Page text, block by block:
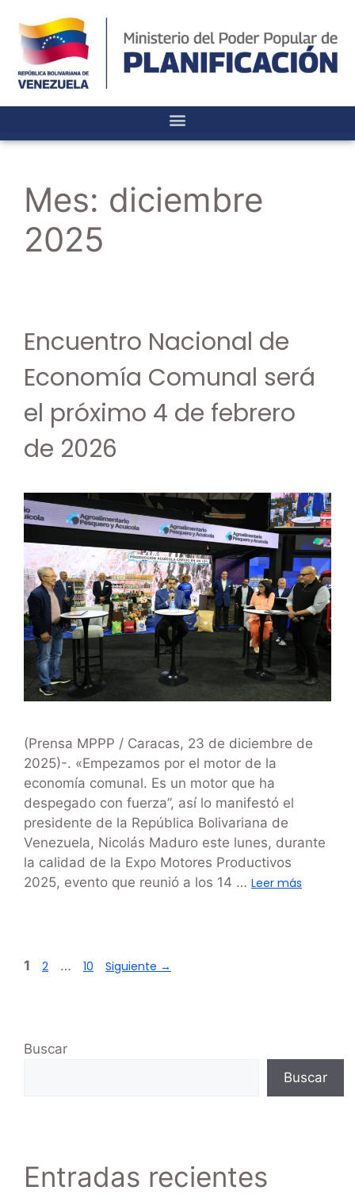
Mes: diciembre
2025
Encuentro Nacional de
Economía Comunal será
el próximo 4 de febrero
de 2026
(Prensa MPPP / Caracas, 23 de diciembre de
2025)-. «Empezamos por el motor de la
economía comunal. Es un motor que ha
despegado con fuerza”, así lo manifestó el
presidente de la República Bolivariana de
Venezuela, Nicolás Maduro este lunes, durante
la calidad de la Expo Motores Productivos
2025, evento que reunió a los 14 … Leer más
1 2 … 10 Siguiente →
Buscar
Buscar
Entradas recientes